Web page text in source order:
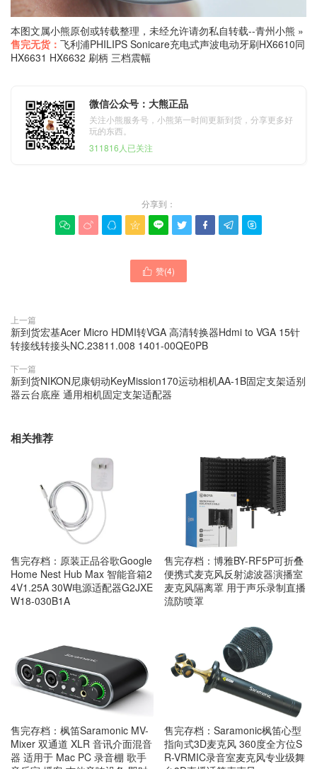
本图文属小熊原创或转载整理，未经允许请勿私自转载--青州小熊 »
售完无货： 飞利浦PHILIPS Sonicare充电式声波电动牙刷HX6610同
HX6631 HX6632 刷柄 三档震幅
微信公众号：大熊正品
关注小熊服务号，小熊第一时间更新到货，分享更多好
玩的东西。
311816人已关注
分享到：
        
 赞(4)
上一篇
新到货宏基Acer Micro HDMI转VGA 高清转换器Hdmi to VGA 15针
转接线转接头NC.23811.008 1401-00QE0PB
下一篇
新到货NIKON尼康钥动KeyMission170运动相机AA-1B固定支架适别
器云台底座 通用相机固定支架适配器
相关推荐
售完存档：原装正品谷歌Google
Home Nest Hub Max 智能音箱2
4V1.25A 30W电源适配器G2JXE
W18-030B1A
售完存档：博雅BY-RF5P可折叠
便携式麦克风反射滤波器演播室
麦克风隔离罩 用于声乐录制直播
流防喷罩
售完存档：枫笛Saramonic MV-
Mixer 双通道 XLR 音讯介面混音
器 适用于 Mac PC 录音棚 歌手
售完存档：Saramonic枫笛心型
指向式3D麦克风 360度全方位S
R-VRMIC录音室麦克风专业级舞